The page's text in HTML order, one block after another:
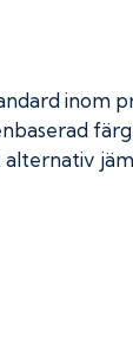
inom
alternativ